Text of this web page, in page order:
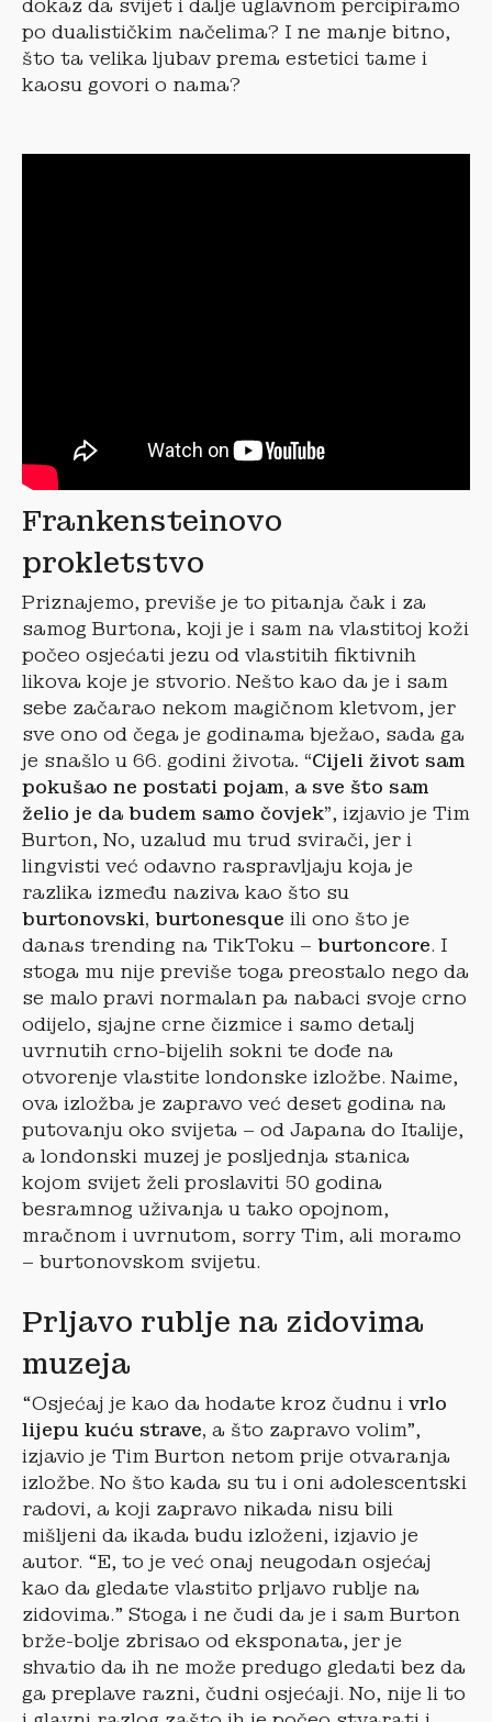
dokaz da svijet i dalje uglavnom percipiramo
po dualističkim načelima? I ne manje bitno,
što ta velika ljubav prema estetici tame i
kaosu govori o nama?
Frankensteinovo
prokletstvo
Priznajemo, previše je to pitanja čak i za
samog Burtona, koji je i sam na vlastitoj koži
počeo osjećati jezu od vlastitih fiktivnih
likova koje je stvorio. Nešto kao da je i sam
sebe začarao nekom magičnom kletvom, jer
sve ono od čega je godinama bježao, sada ga
je snašlo u 66. godini života. “Cijeli život sam
pokušao ne postati pojam, a sve što sam
želio je da budem samo čovjek”, izjavio je Tim
Burton, No, uzalud mu trud svirači, jer i
lingvisti već odavno raspravljaju koja je
razlika između naziva kao što su
burtonovski, burtonesque ili ono što je
danas trending na TikToku – burtoncore. I
stoga mu nije previše toga preostalo nego da
se malo pravi normalan pa nabaci svoje crno
odijelo, sjajne crne čizmice i samo detalj
uvrnutih crno-bijelih sokni te dođe na
otvorenje vlastite londonske izložbe. Naime,
ova izložba je zapravo već deset godina na
putovanju oko svijeta – od Japana do Italije,
a londonski muzej je posljednja stanica
kojom svijet želi proslaviti 50 godina
besramnog uživanja u tako opojnom,
mračnom i uvrnutom, sorry Tim, ali moramo
– burtonovskom svijetu.
Prljavo rublje na zidovima
muzeja
“Osjećaj je kao da hodate kroz čudnu i vrlo
lijepu kuću strave, a što zapravo volim”,
izjavio je Tim Burton netom prije otvaranja
izložbe. No što kada su tu i oni adolescentski
radovi, a koji zapravo nikada nisu bili
mišljeni da ikada budu izloženi, izjavio je
autor. “E, to je već onaj neugodan osjećaj
kao da gledate vlastito prljavo rublje na
zidovima.” Stoga i ne čudi da je i sam Burton
brže-bolje zbrisao od eksponata, jer je
shvatio da ih ne može predugo gledati bez da
ga preplave razni, čudni osjećaji. No, nije li to